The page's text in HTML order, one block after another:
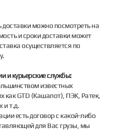
можно посмотреть на
и сроки доставки может
осуществляется по
и курьерские службы:
известных
как GTD (Кашалот), ПЭК, Ратек,
и т.д.
есть договор с какой-либо
для Вас грузы, мы